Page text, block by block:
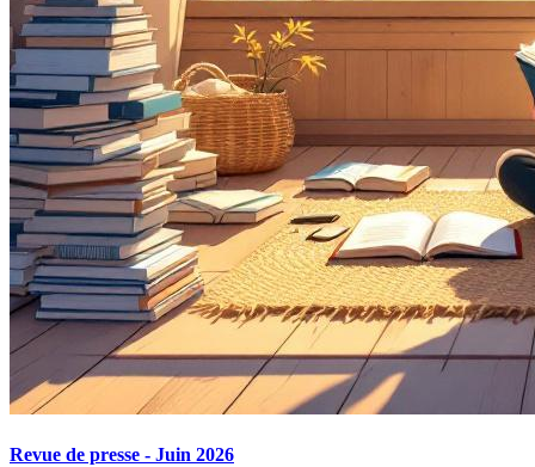
Revue de presse - Juin 2026